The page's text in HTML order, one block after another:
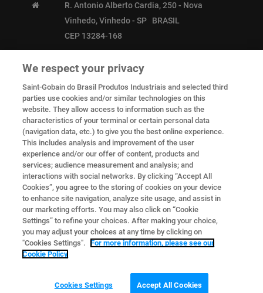
R. Antonio Alberto Cardia, 250 - Nova
Vinhedo, Vinhedo - SP BRASIL
CEP 13284-168
+55 (11) 93766-0517
sg.pps.marketing@saint-gobain.com
SIGA-NOS
Copyright Saint-Gobain Performance Plastics |
CRITICAL PROCESS SOLUTIONS. All rights reserved.
Termos e Condições de Venda
WEBCOMPANY
We respect your privacy
Saint-Gobain do Brasil Produtos Industriais and selected third
parties use cookies and/or similar technologies on this
website. They allow access to information such as the
characteristics of your terminal or certain personal data
(navigation data, etc.) to give you the best online experience.
This includes analysis and improvement of the user
experience and/or our offer of content, products and
services; audience measurement and analysis; and
interactions with social networks. By clicking “Accept All
Cookies”, you agree to the storing of cookies on your device
to enhance site navigation, analyze site usage, and assist in
our marketing efforts. You may also click on “Cookie
Settings” to refine your choices. After making your choice,
you may adjust your choices at any time by clicking on
"Cookies Settings".
For more information, please see our
Cookie Policy
Cookies Settings Accept All Cookies